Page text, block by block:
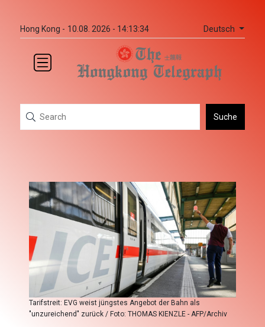
Hong Kong - 10.08. 2026 - 14:13:34 Deutsch
Suche
Tarifstreit: EVG weist jüngstes Angebot der Bahn als
"unzureichend" zurück / Foto: THOMAS KIENZLE - AFP/Archiv